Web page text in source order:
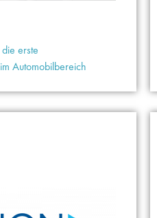
erste
Automobilbereich